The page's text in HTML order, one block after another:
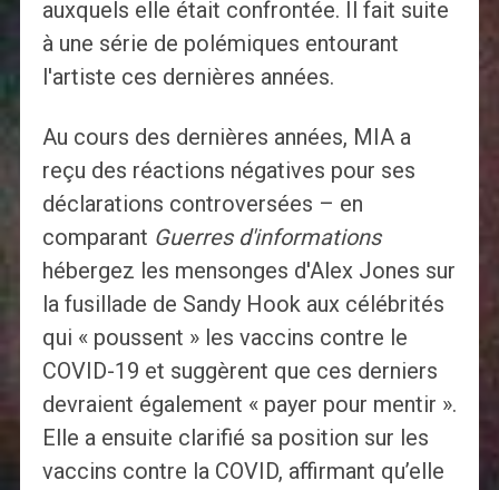
auxquels elle était confrontée. Il fait suite
à une série de polémiques entourant
l'artiste ces dernières années.
Au cours des dernières années, MIA a
reçu des réactions négatives pour ses
déclarations controversées – en
comparant Guerres d'informations
hébergez les mensonges d'Alex Jones sur
la fusillade de Sandy Hook aux célébrités
qui « poussent » les vaccins contre le
COVID-19 et suggèrent que ces derniers
devraient également « payer pour mentir ».
Elle a ensuite clarifié sa position sur les
vaccins contre la COVID, affirmant qu’elle